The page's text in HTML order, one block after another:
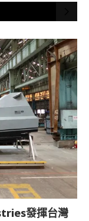
發揮台灣